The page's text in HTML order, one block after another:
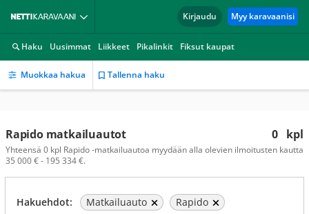
Kirjaudu Myy karavaanisi
Haku Uusimmat Liikkeet Pikalinkit Fiksut kaupat
Muokkaa hakua Tallenna haku
0 kpl
Rapido matkailuautot
Yhteensä 0 kpl Rapido -matkailuautoa myydään alla olevien ilmoitusten kautta
35 000 € - 195 334 €.
Hakuehdot: Matkailuauto
Rapido